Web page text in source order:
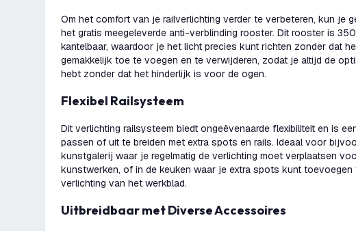
Om het comfort van je railverlichting verder te verbeteren, kun je
het gratis meegeleverde anti-verblinding rooster. Dit rooster is
kantelbaar, waardoor je het licht precies kunt richten zonder dat
gemakkelijk toe te voegen en te verwijderen, zodat je altijd de
hebt zonder dat het hinderlijk is voor de ogen.
Flexibel Railsysteem
Dit verlichting railsysteem biedt ongeëvenaarde flexibiliteit en is
passen of uit te breiden met extra spots en rails. Ideaal voor
kunstgalerij waar je regelmatig de verlichting moet verplaatsen
kunstwerken, of in de keuken waar je extra spots kunt
verlichting van het werkblad.
Uitbreidbaar met Diverse Accessoires